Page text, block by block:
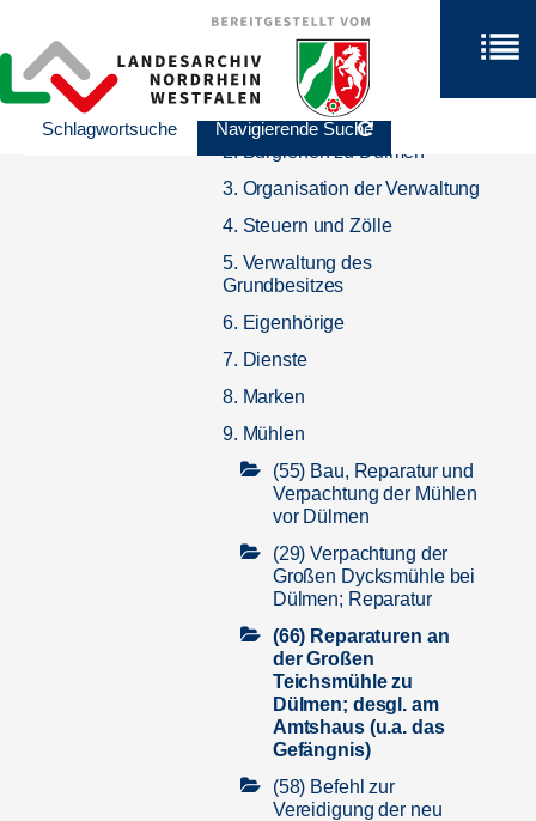
Schlagwortsuche Navigierende Suche
Dülmen
B 025 / Fürstbistum Münster,
Amt Dülmen
1. Landesherr
2. Burglehen zu Dülmen
3. Organisation der Verwaltung
4. Steuern und Zölle
5. Verwaltung des
Grundbesitzes
6. Eigenhörige
7. Dienste
8. Marken
9. Mühlen
(55) Bau, Reparatur und
Verpachtung der Mühlen
vor Dülmen
(29) Verpachtung der
Großen Dycksmühle bei
Dülmen; Reparatur
(66) Reparaturen an
der Großen
Teichsmühle zu
Dülmen; desgl. am
Amtshaus (u.a. das
Gefängnis)
(58) Befehl zur
Vereidigung der neu